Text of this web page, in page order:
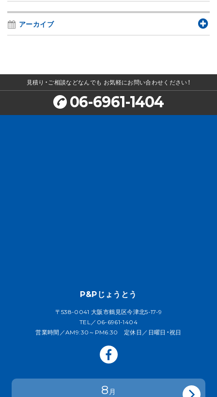
アーカイブ
見積り・ご相談などなんでも お気軽にお問い合わせください！
06-6961-1404
P&Pじょうとう
〒538-0041 大阪市鶴見区今津北5-17-9
TEL／06-6961-1404
営業時間／AM9:30～PM6:30 定休日／日曜日・祝日
8 月